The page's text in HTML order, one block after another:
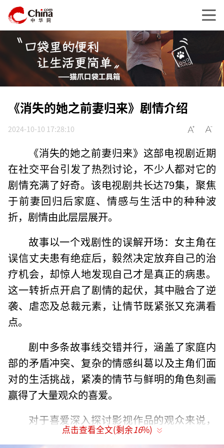
《消失的她之前妻归来》剧情介绍
2024-10-10 17:28:10
《消失的她之前妻归来》这部电视剧近期
在社交平台引发了热烈讨论，不少人都对它的
剧情充满了好奇。该电视剧共长达79集，聚焦
于前妻回归后家庭、情感与生活中的种种波
折，剧情由此层层展开。
故事以一个戏剧性的误解开场：女主角在
误信丈夫患有绝症后，毅然决定放弃自己的治
疗机会，却惊人地发现自己才是真正的病患。
这一转折点开启了剧情的起伏，其中融合了逆
袭、虐恋及总裁元素，让情节既紧张又充满看
点。
剧中多条故事线交错并行，涵盖了家庭内
部的矛盾冲突、复杂的情感纠葛以及主角们面
对的生活挑战，紧凑的情节与鲜明的角色刻画
赢得了大量观众的喜爱。
对于喜爱深入探讨影视作品的观众来说，
《消失的她之前妻归来》无疑提供了丰富的内
点击查看全文(剩余16%)